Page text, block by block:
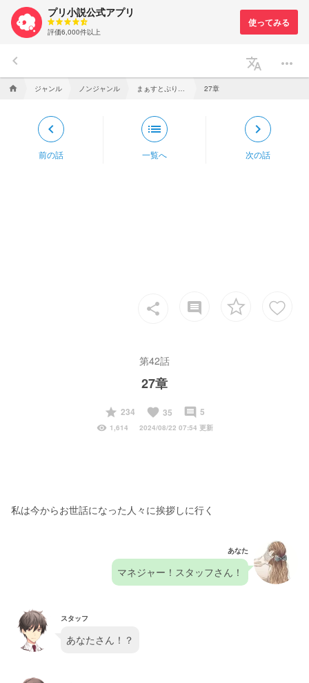
プリ小説公式アプリ
評価6,000件以上
keyboard_arrow_left translate more_horiz
home ジャンル ノンジャンル 27章
keyboard_arrow_left
前の話
list
一覧へ
keyboard_arrow_right
次の話
share insert_comment
第42話
27章
start
234 favorite 35 insert_comment 5
visibility 1,614 2024/08/22 07:54 更新
私は今からお世話になった人々に挨拶しに行く
あなた
マネジャー！スタッフさん！
スタッフ
あなたさん！？